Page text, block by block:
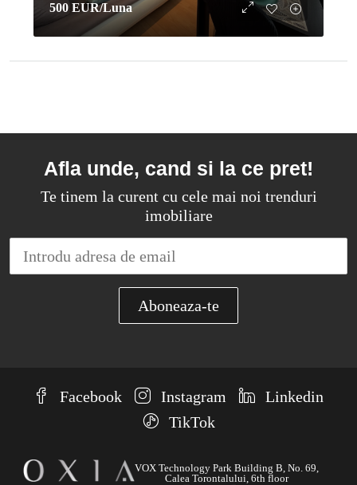
500 EUR/Luna
Afla unde, cand si la ce pret!
Te tinem la curent cu cele mai noi trenduri
imobiliare
Facebook Instagram
Linkedin
TikTok
VOX Technology Park Building B, No. 69,
Calea Torontalului, 6th floor